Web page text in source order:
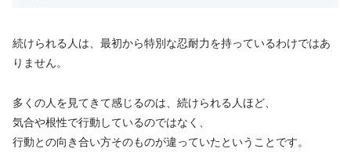
続けられる人は、最初から特別な忍耐力を持っているわけではあ
りません。
多くの人を見てきて感じるのは、続けられる人ほど、
気合や根性で行動しているのではなく、
行動との向き合い方そのものが違っていたということです。